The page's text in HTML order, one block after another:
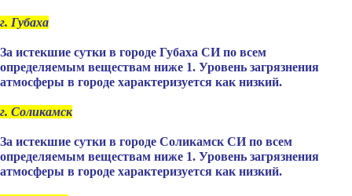
г. Губаха
За истекшие сутки в городе Губаха СИ по всем
определяемым веществам ниже 1. Уровень загрязнения
атмосферы в городе характеризуется как низкий.
г. Соликамск
За истекшие сутки в городе Соликамск СИ по всем
определяемым веществам ниже 1. Уровень загрязнения
атмосферы в городе характеризуется как низкий.